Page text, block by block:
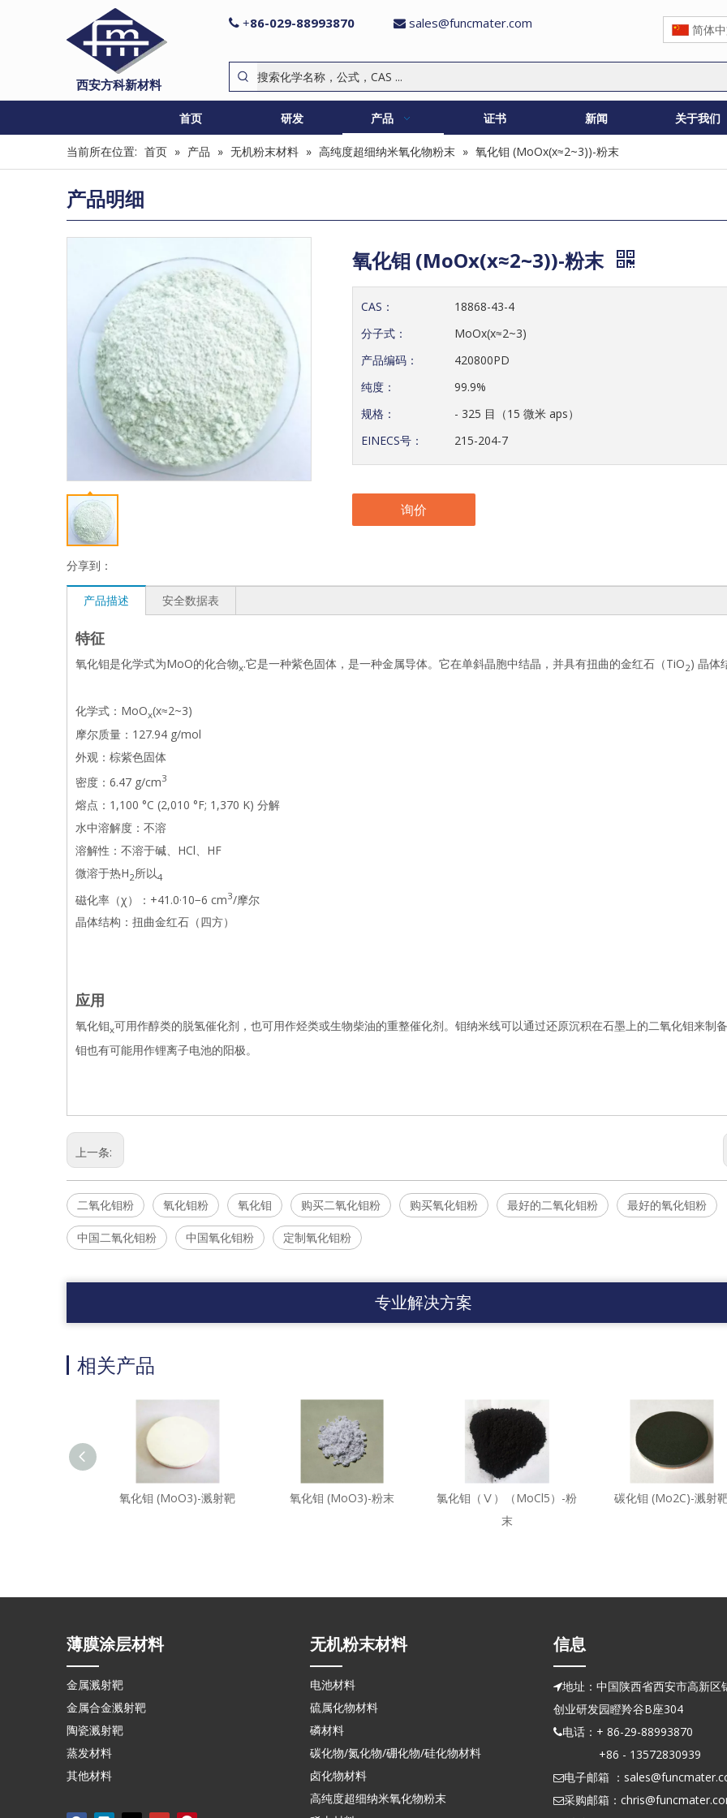
西安方科新材料
 +86-029-88993870  sales@funcmater.com 简体
首页 研发 产品 证书 新闻 关于我们
当前所在位置: 首页 » 产品 » 无机粉末材料 » 高纯度超细纳米氧化物粉末 » 氧化钼 (MoOx(x≈2~3))-粉末
产品明细
分享到：
氧化钼 (MoOx(x≈2~3))-粉末
CAS：
18868-43-4
分子式：
MoOx(x≈2~3)
产品编码：
420800PD
纯度：
99.9%
规格：
- 325 目（15 微米 aps）
EINECS号：
215-204-7
询价
产品描述 安全数据表
特征
氧化钼是化学式为MoO的化合物x.它是一种紫色固体，是一种金属导体。它在单斜晶胞中结晶，并具有扭曲的金红石（TiO2) 晶体
化学式：MoOx(x≈2~3)
摩尔质量：127.94 g/mol
外观：棕紫色固体
密度：6.47 g/cm3
熔点：1,100 °C (2,010 °F; 1,370 K) 分解
水中溶解度：不溶
溶解性：不溶于碱、HCl、HF
微溶于热H2所以4
磁化率（χ）：+41.0·10−6 cm3/摩尔
晶体结构：扭曲金红石（四方）
应用
氧化钼x可用作醇类的脱氢催化剂，也可用作烃类或生物柴油的重整催化剂。钼纳米线可以通过还原沉积在石墨上的二氧化钼来制
钼也有可能用作锂离子电池的阳极。
上一条:
二氧化钼粉 氧化钼粉 氧化钼 购买二氧化钼粉 购买氧化钼粉 最好的二氧化钼粉 最好的氧化钼粉
中国二氧化钼粉 中国氧化钼粉 定制氧化钼粉
专业解决方案
相关产品
氧化钼 (MoO3)-溅射靶 氧化钼 (MoO3)-粉末
氯化钼（Ⅴ）（MoCl5）-粉
末
碳化钼 (Mo2C)-溅射
薄膜涂层材料
金属溅射靶
金属合金溅射靶
陶瓷溅射靶
蒸发材料
其他材料
无机粉末材料
电池材料
硫属化物材料
磷材料
碳化物/氮化物/硼化物/硅化物材料
卤化物材料
高纯度超细纳米氧化物粉末
信息
地址：中国陕西省西安市高新区
创业研发园瞪羚谷B座304
电话：+ 86-29-88993870
+86 - 13572830939
电子邮箱 ：
采购邮箱：